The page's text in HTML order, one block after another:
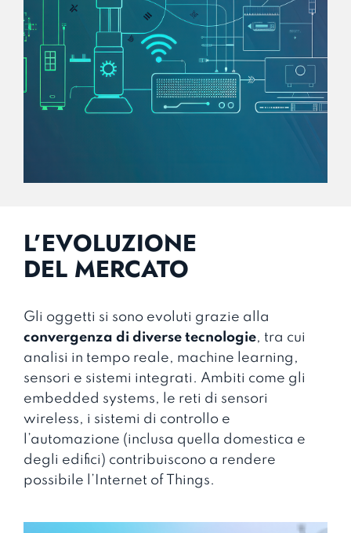
L’EVOLUZIONE
DEL MERCATO
Gli oggetti si sono evoluti grazie alla
convergenza di diverse tecnologie, tra cui
analisi in tempo reale, machine learning,
sensori e sistemi integrati. Ambiti come gli
embedded systems, le reti di sensori
wireless, i sistemi di controllo e
l’automazione (inclusa quella domestica e
degli edifici) contribuiscono a rendere
possibile l’Internet of Things.